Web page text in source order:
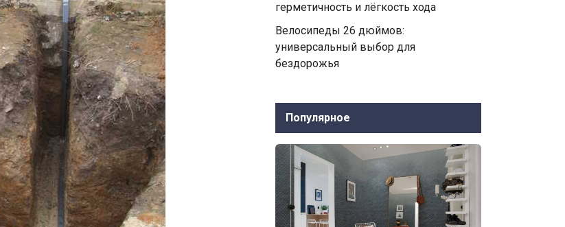
герметичность и лёгкость хода
Велосипеды 26 дюймов:
универсальный выбор для
бездорожья
Популярное